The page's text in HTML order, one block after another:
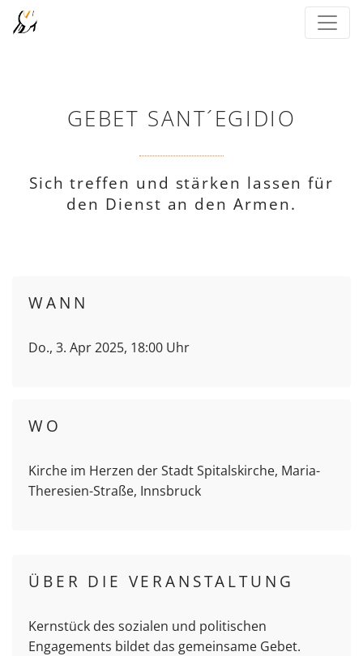
GEBET SANT´EGIDIO
Sich treffen und stärken lassen für
den Dienst an den Armen.
WANN
Do., 3. Apr 2025, 18:00 Uhr
WO
Kirche im Herzen der Stadt Spitalskirche, Maria-
Theresien-Straße, Innsbruck
ÜBER DIE VERANSTALTUNG
Kernstück des sozialen und politischen
Engagements bildet das gemeinsame Gebet.